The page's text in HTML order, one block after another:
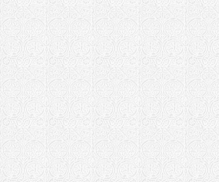
Храм иконы
"Всецарица"
епархия)
Храм в
"Всецарица"
епархия)
Храм иконы
"Всецарица"